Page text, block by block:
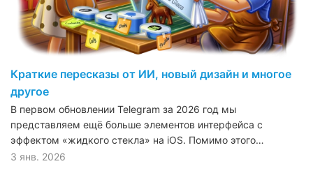
Краткие пересказы от ИИ, новый дизайн и многое
другое
В первом обновлении Telegram за 2026 год мы
представляем ещё больше элементов интерфейса с
эффектом «жидкого стекла» на iOS. Помимо этого…
3 янв. 2026